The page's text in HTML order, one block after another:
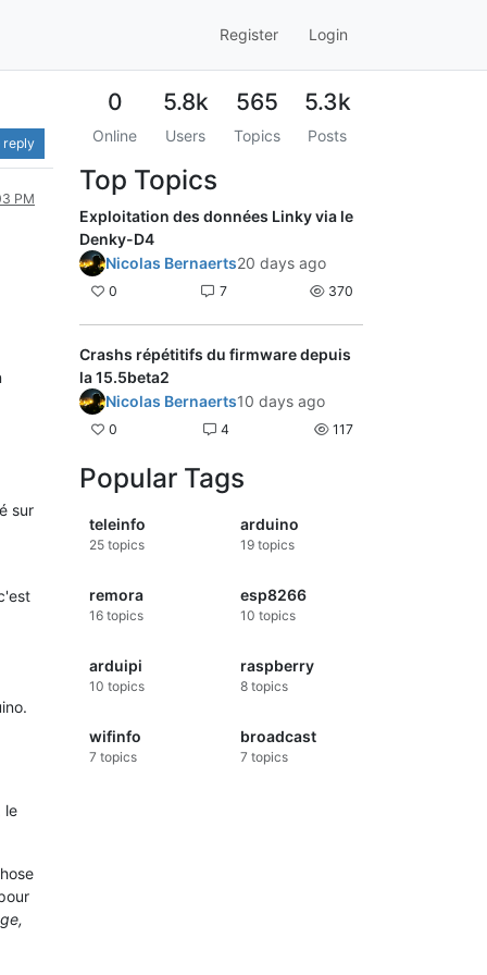
Register Login
reply
PM
sur
le
0
Online
5.8k
Users
565
Topics
5.3k
Posts
Top Topics
Exploitation des données Linky via le
Denky-D4
Nicolas Bernaerts20 days ago
0 7 370
Crashs répétitifs du firmware depuis
la 15.5beta2
Nicolas Bernaerts10 days ago
0 4 117
Popular Tags
teleinfo
25 topics
arduino
19topics
remora
16 topics
esp8266
10 topics
arduipi
10 topics
raspberry
8topics
wifinfo
7 topics
broadcast
7 topics